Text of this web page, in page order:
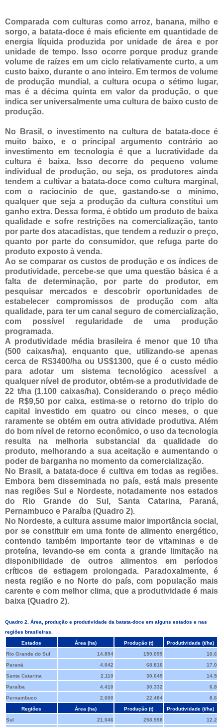
Comparada com culturas como arroz, banana, milho e
sorgo, a batata-doce é mais eficiente em quantidade de
energia líquida produzida por unidade de área e por
unidade de tempo. Isso ocorre porque produz grande
volume de raízes em um ciclo relativamente curto, a um
custo baixo, durante o ano inteiro. Em termos de volume
de produção mundial, a cultura ocupa o sétimo lugar,
mas é a décima quinta em valor da produção, o que
indica ser universalmente uma cultura de baixo custo de
produção.
No Brasil, o investimento na cultura de batata-doce é
muito baixo, e o principal argumento contrário ao
investimento em tecnologia é que a lucratividade da
cultura é baixa. Isso decorre do pequeno volume
individual de produção, ou seja, os produtores ainda
tendem a cultivar a batata-doce como cultura marginal,
com o raciocínio de que, gastando-se o mínimo,
qualquer que seja a produção da cultura constitui um
ganho extra. Dessa forma, é obtido um produto de baixa
qualidade e sofre restrições na comercialização, tanto
por parte dos atacadistas, que tendem a reduzir o preço,
quanto por parte do consumidor, que refuga parte do
produto exposto à venda.
Ao se comparar os custos de produção e os índices de
produtividade, percebe-se que uma questão básica é a
falta de determinação, por parte do produtor, em
pesquisar mercados e descobrir oportunidades de
estabelecer compromissos de produção com alta
qualidade, para ter um canal seguro de comercialização,
com possível regularidade de uma produção
programada.
A produtividade média brasileira é menor que 10 t/ha
(500 caixas/ha), enquanto que, utilizando-se apenas
cerca de R$3400/ha ou US$1300, que é o custo médio
para adotar um sistema tecnológico acessível a
qualquer nível de produtor, obtém-se a produtividade de
22 t/ha (1.100 caixas/ha). Considerando o preço médio
de R$9,50 por caixa, estima-se o retorno do triplo do
capital investido em quatro ou cinco meses, o que
raramente se obtém em outra atividade produtiva. Além
do bom nível de retorno econômico, o uso da tecnologia
resulta na melhoria substancial da qualidade do
produto, melhorando a sua aceitação e aumentando o
poder de barganha no momento da comercialização.
No Brasil, a batata-doce é cultiva em todas as regiões.
Embora bem disseminada no país, está mais presente
nas regiões Sul e Nordeste, notadamente nos estados
do Rio Grande do Sul, Santa Catarina, Paraná,
Pernambuco e Paraíba (Quadro 2).
No Nordeste, a cultura assume maior importância social,
por se constituir em uma fonte de alimento energético,
contendo também importante teor de vitaminas e de
proteína, levando-se em conta a grande limitação na
disponibilidade de outros alimentos em períodos
críticos de estiagem prolongada. Paradoxalmente, é
nesta região e no Norte do país, com população mais
carente e com melhor clima, que a produtividade é mais
baixa (Quadro 2).
Quadro 2.
Área, produção e produtividade da batata-doce em alguns estados e nas
regiões brasileiras.
Estados
Área (ha) Produção (t)
Produtividade (t/ha)
Rio Grande do Sul
14.894 159.099
10.6
Paraná
4.042 68.810
17.0
Santa Catarina
2.110 30.649
14.5
Paraíba
4.410 30.332
6.8
Pernambuco
2.600 22.484
8.6
Regiões
Área (ha) Produção (t)
Produtividade (t/ha)
Sul
21.046 258.558
12.2